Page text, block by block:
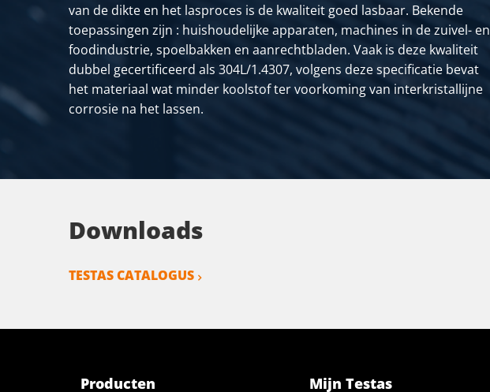
van de dikte en het lasproces is de kwaliteit goed lasbaar. Bekende
toepassingen zijn : huishoudelijke apparaten, machines in de zuivel- en
foodindustrie, spoelbakken en aanrechtbladen. Vaak is deze kwaliteit
dubbel gecertificeerd als 304L/1.4307, volgens deze specificatie bevat
het materiaal wat minder koolstof ter voorkoming van interkristallijne
corrosie na het lassen.
Downloads
TESTAS CATALOGUS
Producten Mijn Testas